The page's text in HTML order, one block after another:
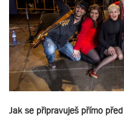
Jak se připravuješ přímo